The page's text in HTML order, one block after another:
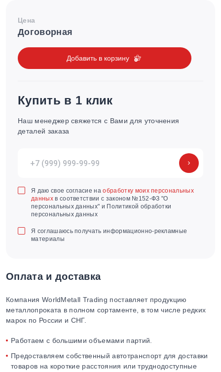
Цена
Договорная
Добавить в корзину
Купить в 1 клик
Наш менеджер свяжется с Вами для уточнения
деталей заказа
Я даю свое согласие наобработку моих персональных
данныхв соответствии с законом №152-ФЗ "О
персональных данных" и Политикой обработки
персональных данных
Я соглашаюсь получать информационно-рекламные
материалы
Оплата и доставка
Компания WorldMetall Trading поставляет продукцию
металлопроката в полном сортаменте, в том числе редких
марок по России и СНГ.
Работаем с большими объемами партий.
Предоставляем собственный автотранспорт для доставки
товаров на короткие расстояния или труднодоступные